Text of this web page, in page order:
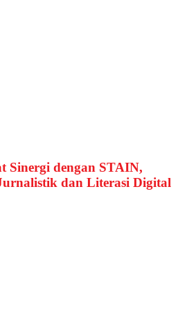
Sinergi dengan STAIN,
dan Literasi Digital